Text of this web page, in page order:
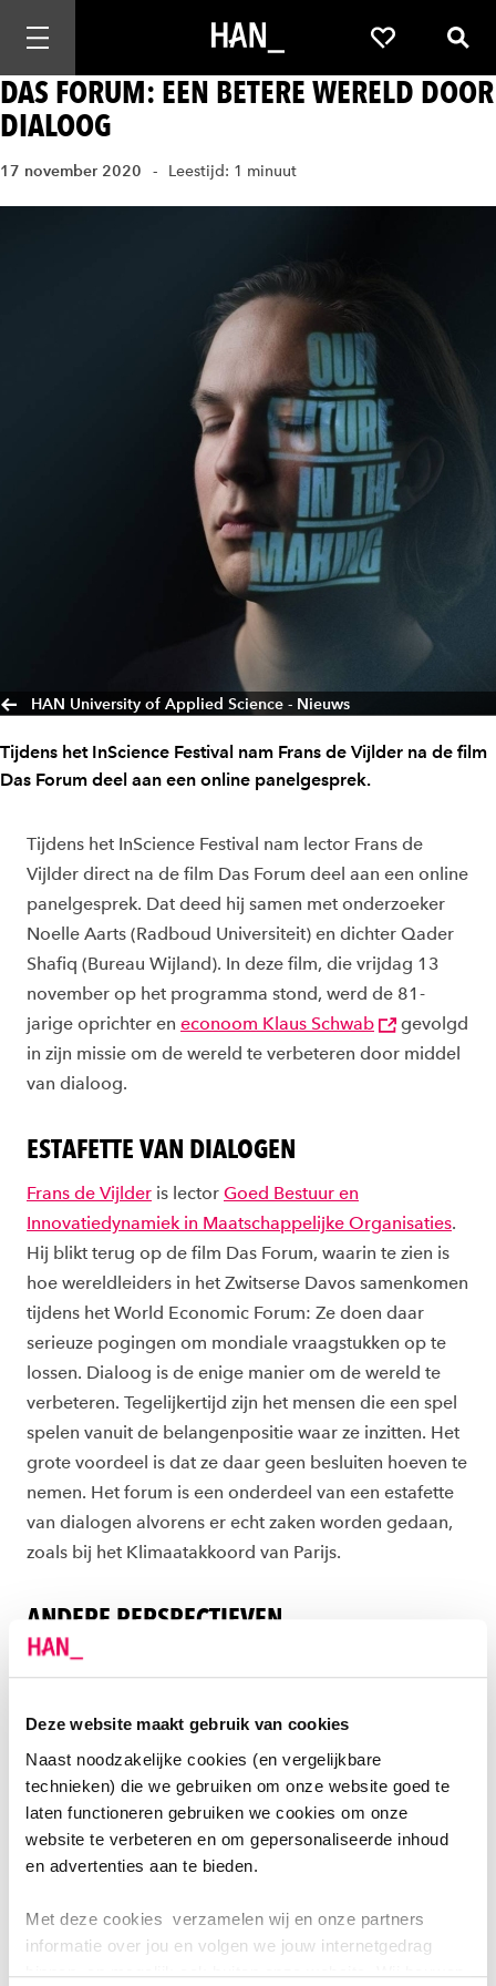
Deze website maakt gebruik van cookies
Naast noodzakelijke cookies (en vergelijkbare
technieken) die we gebruiken om onze website goed te
laten functioneren gebruiken we cookies om onze
website te verbeteren en om gepersonaliseerde inhoud
en advertenties aan te bieden.
Met deze cookies verzamelen wij en onze partners
informatie over jou en volgen we jouw internetgedrag
binnen, en mogelijk ook buiten onze website. Wij bouwen
Mobiele navigatie openen Favorieten
DAS FORUM: EEN BETERE WERELD DOOR
DIALOOG
17 november 2020 Leestijd: 1 minuut
HAN University of Applied Science - Nieuws
Tijdens het InScience Festival nam Frans de Vijlder na de film
Das Forum deel aan een online panelgesprek.
Tijdens het InScience Festival nam lector Frans de
Vijlder direct na de film Das Forum deel aan een online
panelgesprek. Dat deed hij samen met onderzoeker
Noelle Aarts (Radboud Universiteit) en dichter Qader
Shafiq (Bureau Wijland). In deze film, die vrijdag 13
november op het programma stond, werd de 81-
jarige oprichter en econoom Klaus Schwab
gevolgd
in zijn missie om de wereld te verbeteren door middel
van dialoog.
ESTAFETTE VAN DIALOGEN
Frans de Vijlder is lector Goed Bestuur en
Innovatiedynamiek in Maatschappelijke Organisaties.
Hij blikt terug op de film Das Forum, waarin te zien is
hoe wereldleiders in het Zwitserse Davos samenkomen
tijdens het World Economic Forum: Ze doen daar
serieuze pogingen om mondiale vraagstukken op te
lossen. Dialoog is de enige manier om de wereld te
verbeteren. Tegelijkertijd zijn het mensen die een spel
spelen vanuit de belangenpositie waar ze inzitten. Het
grote voordeel is dat ze daar geen besluiten hoeven te
nemen. Het forum is een onderdeel van een estafette
van dialogen alvorens er echt zaken worden gedaan,
zoals bij het Klimaatakkoord van Parijs.
ANDERE PERSPECTIEVEN
De panelleden zijn het erover eens dat de gesprekken
Het is vooral zendergericht. Volgens De Vijlder is het
een kunst iedereen mee te laten praten over grote
themas zoals duurzaamheid, klimaat en de economie.
Voor een goede dialoog is het belangrijk om mensen
bij elkaar te zetten die andere perspectieven hebben.
Mensen die elkaar echt proberen te begrijpen. Alleen
en oplossingen te vinden waar iedereen mee kan
leven. In dat opzicht vinden de panelleden de